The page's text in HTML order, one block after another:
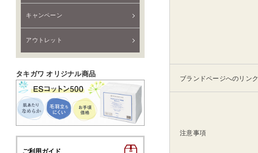
ブランドページへのリンク
注意事項
キャンペーン
アウトレット
タキガワ オリジナル商品